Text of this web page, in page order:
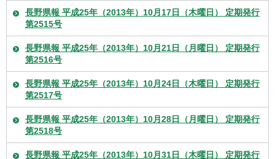
長野県報 平成25年（2013年）10月17日（木曜日） 定期発行
第2515号
長野県報 平成25年（2013年）10月21日（月曜日） 定期発行
第2516号
長野県報 平成25年（2013年）10月24日（木曜日） 定期発行
第2517号
長野県報 平成25年（2013年）10月28日（月曜日） 定期発行
第2518号
長野県報 平成25年（2013年）10月31日（木曜日） 定期発行